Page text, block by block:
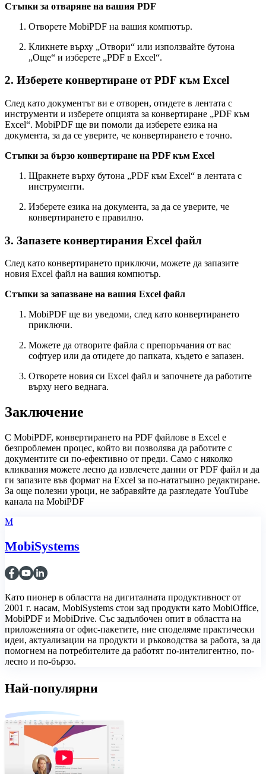
Стъпки за отваряне на вашия PDF
Отворете MobiPDF на вашия компютър.
Кликнете върху „Отвори“ или използвайте бутона
„Още“ и изберете „PDF в Excel“.
2. Изберете конвертиране от PDF към Excel
След като документът ви е отворен, отидете в лентата с
инструменти и изберете опцията за конвертиране „PDF към
Excel“. MobiPDF ще ви помоли да изберете езика на
документа, за да се уверите, че конвертирането е точно.
Стъпки за бързо конвертиране на PDF към Excel
Щракнете върху бутона „PDF към Excel“ в лентата с
инструменти.
Изберете езика на документа, за да се уверите, че
конвертирането е правилно.
3. Запазете конвертирания Excel файл
След като конвертирането приключи, можете да запазите
новия Excel файл на вашия компютър.
Стъпки за запазване на вашия Excel файл
MobiPDF ще ви уведоми, след като конвертирането
приключи.
Можете да отворите файла с препоръчания от вас
софтуер или да отидете до папката, където е запазен.
Отворете новия си Excel файл и започнете да работите
върху него веднага.
Заключение
С MobiPDF, конвертирането на PDF файлове в Excel е
безпроблемен процес, който ви позволява да работите с
документите си по-ефективно от преди. Само с няколко
кликвания можете лесно да извлечете данни от PDF файл и да
ги запазите във формат на Excel за по-нататъшно редактиране.
За още полезни уроци, не забравяйте да разгледате YouTube
канала на MobiPDF
M
MobiSystems
Като пионер в областта на дигиталната продуктивност от
2001 г. насам, MobiSystems стои зад продукти като MobiOffice,
MobiPDF и MobiDrive. Със задълбочен опит в областта на
приложенията от офис-пакетите, ние споделяме практически
идеи, актуализации на продукти и ръководства за работа, за да
помогнем на потребителите да работят по-интелигентно, по-
лесно и по-бързо.
Най-популярни